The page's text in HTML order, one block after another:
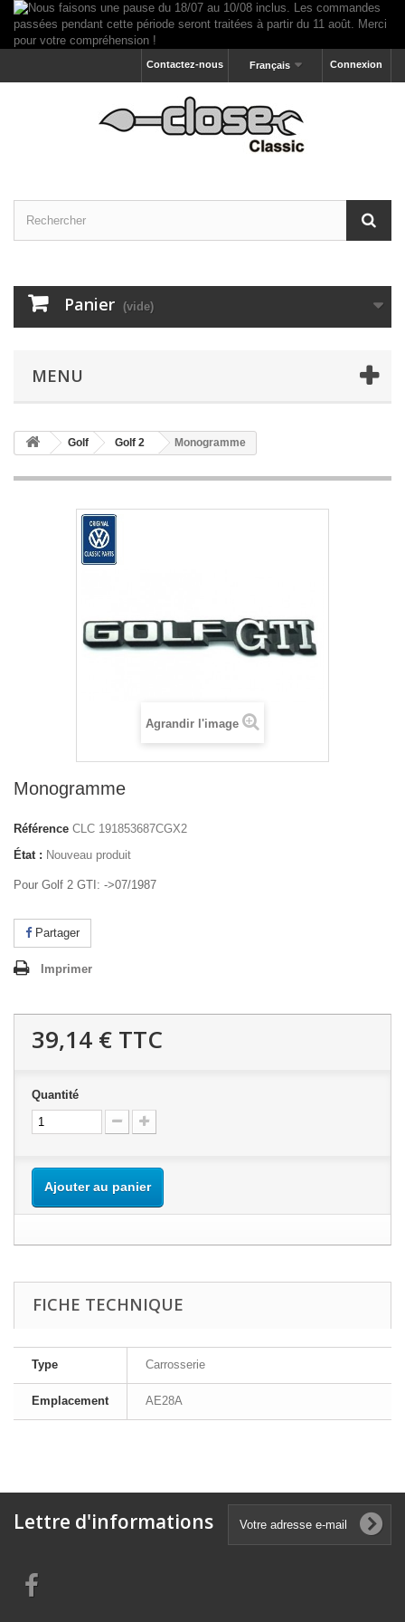
Connexion
Français
Contactez-nous
Panier (vide)
MENU
Golf Golf 2 Monogramme
Agrandir l'image
Monogramme
Référence CLC 191853687CGX2
État : Nouveau produit
Pour Golf 2 GTI: ->07/1987
Partager
Imprimer
39,14 € TTC
Quantité
Ajouter au panier
FICHE TECHNIQUE
Type Carrosserie
Emplacement AE28A
Lettre d'informations